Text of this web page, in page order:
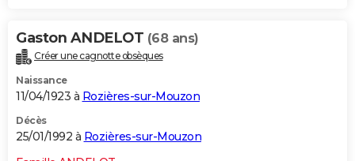
Gaston ANDELOT (68 ans)
Créer une cagnotte obsèques
Naissance
11/04/1923 à Rozières-sur-Mouzon
Décès
25/01/1992 à Rozières-sur-Mouzon